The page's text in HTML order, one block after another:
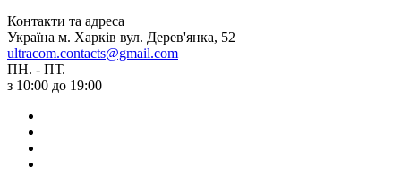
Контакти та адреса
Україна м. Харків вул. Дерев'янка, 52
ultracom.contacts@gmail.com
ПН. - ПТ.
з 10:00 до 19:00